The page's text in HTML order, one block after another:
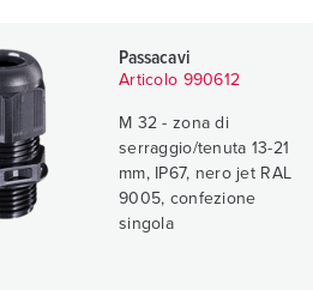
Passacavi
Articolo 990612
M 32 - zona di
serraggio/tenuta 13-21
mm, IP67, nero jet RAL
9005, confezione
singola